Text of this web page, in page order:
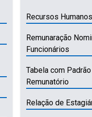
Recursos Humanos
Remunaração
Funcionários
Tabela com Padrão
Remunatório
Relação de